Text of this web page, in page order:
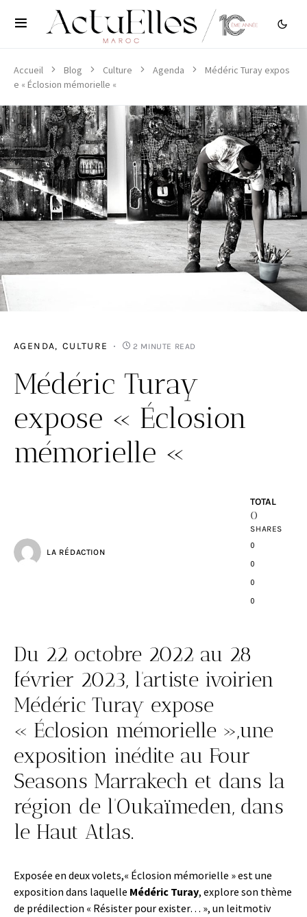
Accueil Blog Culture Agenda
Médéric Turay expos
e « Éclosion mémorielle «
AGENDA CULTURE 2 MINUTE READ
Médéric Turay
expose « Éclosion
mémorielle «
LA RÉDACTION
TOTAL
0
SHARES
0
0
0
0
Du 22 octobre 2022 au 28
février 2023, l’artiste ivoirien
Médéric Turay expose
« Éclosion mémorielle »,une
exposition inédite au Four
Seasons Marrakech et dans la
région de l’Oukaïmeden, dans
le Haut Atlas.
Exposée en deux volets,« Éclosion mémorielle » est une
exposition dans laquelle Médéric Turay, explore son thème
de prédilection « Résister pour exister… », un leitmotiv